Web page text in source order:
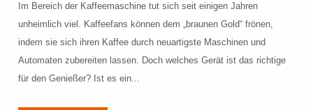
Im Bereich der Kaffeemaschine tut sich seit einigen Jahren
unheimlich viel. Kaffeefans können dem „braunen Gold“ frönen,
indem sie sich ihren Kaffee durch neuartigste Maschinen und
Automaten zubereiten lassen. Doch welches Gerät ist das richtige
für den Genießer? Ist es ein...